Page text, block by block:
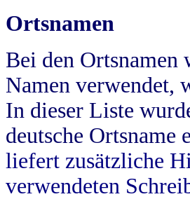
Ortsnamen
Bei den Ortsnamen
Namen verwendet,
In dieser Liste
deutsche Ortsname
liefert zusätzliche
verwendeten